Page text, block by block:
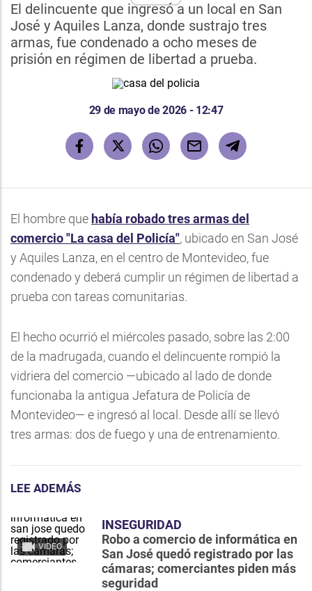
El delincuente que ingresó a un local en San
José y Aquiles Lanza, donde sustrajo tres
armas, fue condenado a ocho meses de
prisión en régimen de libertad a prueba.
29 de mayo de 2026 - 12:47
El hombre que había robado tres armas del
comercio "La casa del Policía", ubicado en San José
y Aquiles Lanza, en el centro de Montevideo, fue
condenado y deberá cumplir un régimen de libertad a
prueba con tareas comunitarias.
El hecho ocurrió el miércoles pasado, sobre las 2:00
de la madrugada, cuando el delincuente rompió la
vidriera del comercio —ubicado al lado de donde
funcionaba la antigua Jefatura de Policía de
Montevideo— e ingresó al local. Desde allí se llevó
tres armas: dos de fuego y una de entrenamiento.
LEE ADEMÁS
VIDEO
INSEGURIDAD
Robo a comercio de informática en
San José quedó registrado por las
cámaras; comerciantes piden más
seguridad